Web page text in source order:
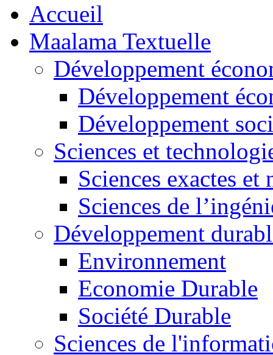
Accueil
Maalama Textuelle
Développement
Développement
Développement
Sciences et
Sciences exactes et
Sciences de
Développement
Environnement
Economie Durable
Société Durable
Sciences de